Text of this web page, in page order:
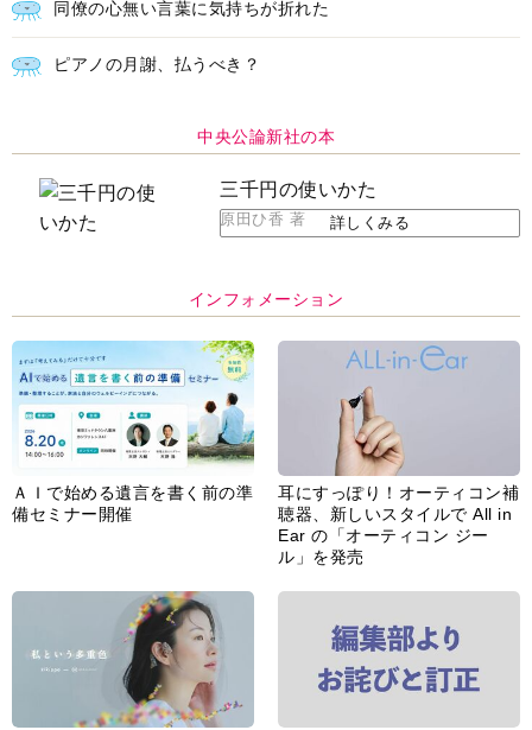
同僚の心無い言葉に気持ちが折れた
ピアノの月謝、払うべき？
中央公論新社の本
三千円の使いかた
原田ひ香 著 詳しくみる
インフォメーション
ＡＩで始める遺言を書く前の準
備セミナー開催
耳にすっぽり！オーティコン補
聴器、新しいスタイルで All in
Ear の「オーティコン ジー
ル」を発売